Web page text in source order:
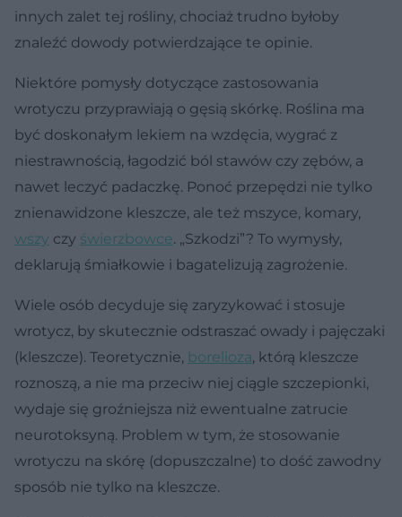
innych zalet tej rośliny, chociaż trudno byłoby
znaleźć dowody potwierdzające te opinie.
Niektóre pomysły dotyczące zastosowania
wrotyczu przyprawiają o gęsią skórkę. Roślina ma
być doskonałym lekiem na wzdęcia, wygrać z
niestrawnością, łagodzić ból stawów czy zębów, a
nawet leczyć padaczkę. Ponoć przepędzi nie tylko
znienawidzone kleszcze, ale też mszyce, komary,
wszy czy świerzbowce. „Szkodzi”? To wymysły,
deklarują śmiałkowie i bagatelizują zagrożenie.
Wiele osób decyduje się zaryzykować i stosuje
wrotycz, by skutecznie odstraszać owady i pajęczaki
(kleszcze). Teoretycznie, borelioza, którą kleszcze
roznoszą, a nie ma przeciw niej ciągle szczepionki,
wydaje się groźniejsza niż ewentualne zatrucie
neurotoksyną. Problem w tym, że stosowanie
wrotyczu na skórę (dopuszczalne) to dość zawodny
sposób nie tylko na kleszcze.